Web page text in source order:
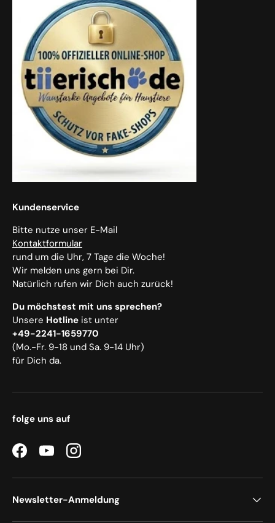
Kundenservice
Bitte nutze unser E-Mail
Kontaktformular
rund um die Uhr, 7 Tage die Woche!
Wir melden uns gern bei Dir.
Natürlich rufen wir Dich auch zurück!
Du möchstest mit uns sprechen?
Unsere Hotline ist unter
+49-2241-1659770
(Mo.-Fr. 9-18 und Sa. 9-14 Uhr)
für Dich da.
folge uns auf
FacebookYouTubeInstagram
Newsletter-Anmeldung